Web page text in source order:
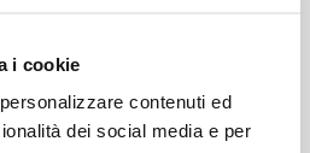
i cookie
contenuti ed
dei social media e per
deciso, leggermente acidulo
qualità pochi mesi dopo la